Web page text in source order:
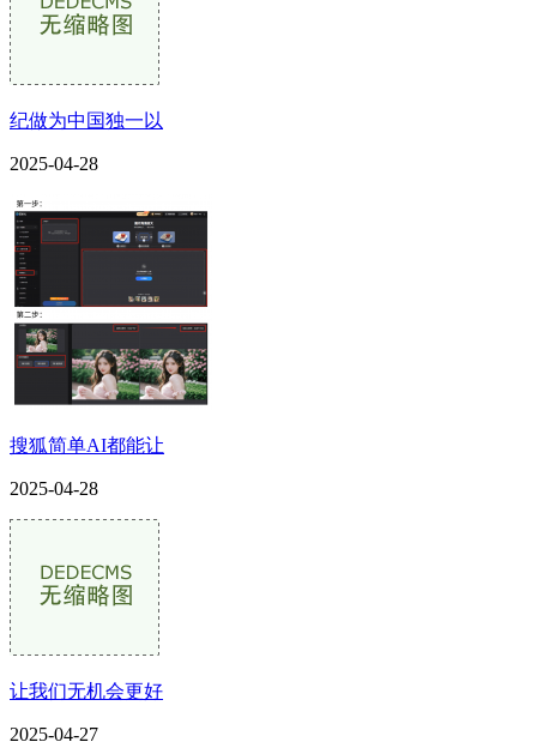
纪做为中国独一以
2025-04-28
搜狐简单AI都能让
2025-04-28
让我们无机会更好
2025-04-27